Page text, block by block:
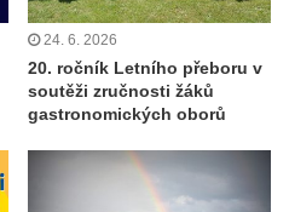
24. 6. 2026
20. ročník Letního přeboru v
soutěži zručnosti žáků
gastronomických oborů